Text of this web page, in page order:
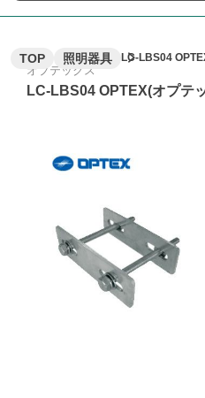
TOP 照明器具 LC-LBS04
オプテックス
LC-LBS04 OPTEX(オプテ